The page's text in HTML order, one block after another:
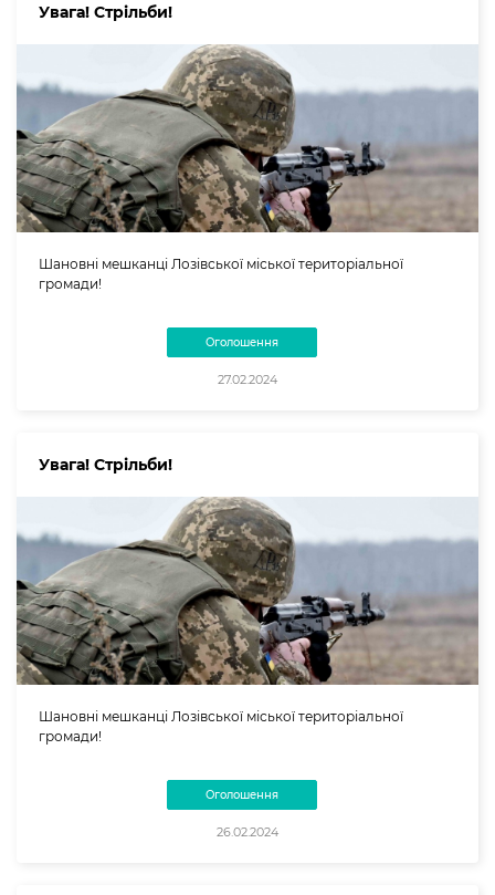
Увага! Стрільби!
Шановні мешканці Лозівської міської територіальної
громади!
Оголошення
27.02.2024
Увага! Стрільби!
Шановні мешканці Лозівської міської територіальної
громади!
Оголошення
26.02.2024